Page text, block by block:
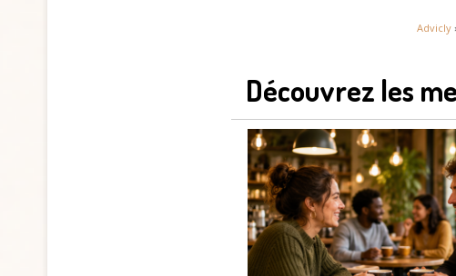
Advicly›
Découvrez les